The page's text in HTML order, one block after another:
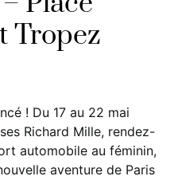
Tropez
! Du 17 au 22 mai
Richard Mille, rendez-
automobile au féminin,
aventure de Paris